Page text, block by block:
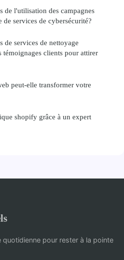
de l'utilisation des campagnes
de services de cybersécurité?
de services de nettoyage
témoignages clients pour attirer
peut-elle transformer votre
shopify grâce à un expert
pour rester à la pointe